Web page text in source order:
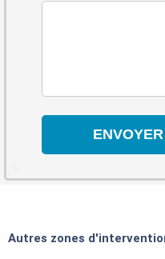
Autres zones